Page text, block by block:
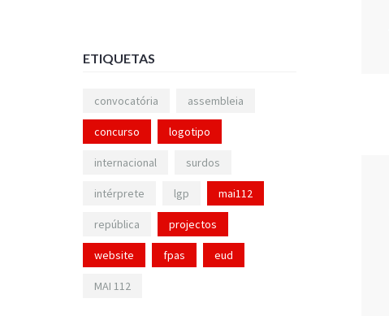
ETIQUETAS
convocatória assembleia
concurso logotipo
internacional surdos
intérprete lgp mai112
república projectos
website fpas eud
MAI 112